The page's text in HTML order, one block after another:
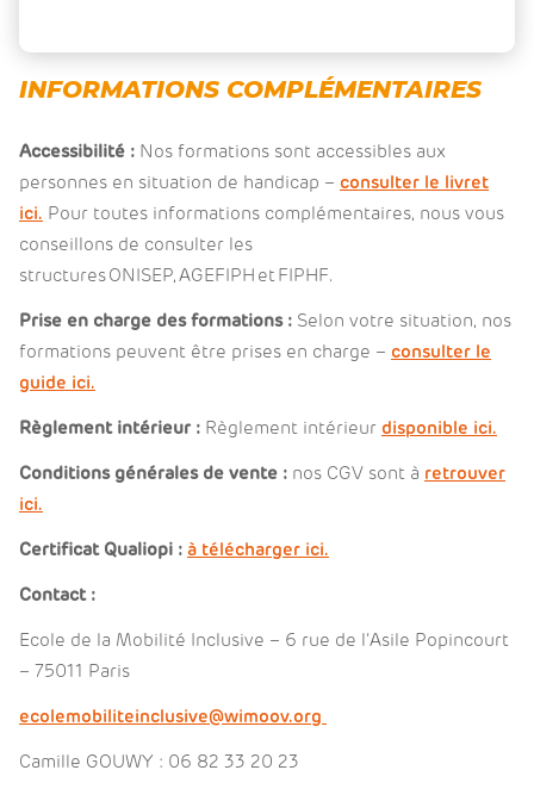
INFORMATIONS COMPLÉMENTAIRES
Accessibilité : Nos formations sont accessibles aux
personnes en situation de handicap – consulter le livret
ici. Pour toutes informations complémentaires, nous vous
conseillons de consulter les
structures ONISEP, AGEFIPH et FIPHF.
Prise en charge des formations : Selon votre situation, nos
formations peuvent être prises en charge – consulter le
guide ici.
Règlement intérieur : Règlement intérieur disponible ici.
Conditions générales de vente : nos CGV sont à retrouver
ici.
Certificat Qualiopi : à télécharger ici.
Contact :
Ecole de la Mobilité Inclusive – 6 rue de l’Asile Popincourt
– 75011 Paris
ecolemobiliteinclusive@wimoov.org
Camille GOUWY : 06 82 33 20 23